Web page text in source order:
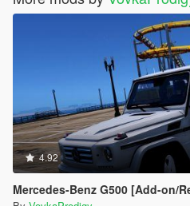
4.92
Mercedes-Benz G500 [Add-on/